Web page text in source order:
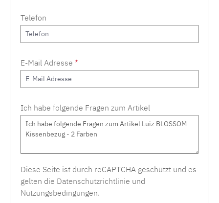
Telefon
E-Mail Adresse *
Ich habe folgende Fragen zum Artikel
Diese Seite ist durch reCAPTCHA geschützt und es
gelten die Datenschutzrichtlinie und
Nutzungsbedingungen.